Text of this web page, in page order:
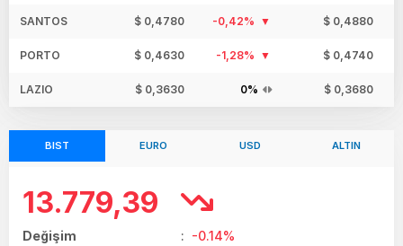
SANTOS $ 0,4780 -0,42% $ 0,4880
PORTO $ 0,4630 -1,28% $ 0,4740
LAZIO $ 0,3630 0% $ 0,3680
BIST EURO USD ALTIN
13.779,39
Değişim : -0.14%